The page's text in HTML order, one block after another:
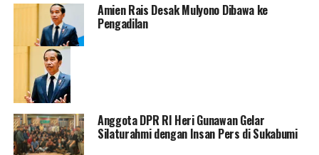
Amien Rais Desak Mulyono Dibawa ke
Pengadilan
Anggota DPR RI Heri Gunawan Gelar
Silaturahmi dengan Insan Pers di Sukabumi